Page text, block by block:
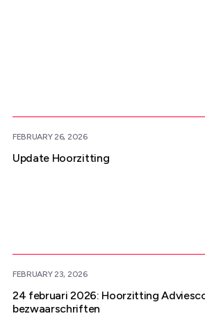
FEBRUARY 26, 2026
Update Hoorzitting
FEBRUARY 23, 2026
24 februari 2026: Hoorzitting
bezwaarschriften